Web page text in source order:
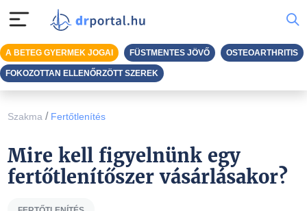
Szakma / Fertőtlenítés
Mire kell figyelnünk egy
fertőtlenítőszer vásárlásakor?
A BETEG GYERMEK JOGAI FÜSTMENTES JÖVŐ OSTEOARTHRITIS
FOKOZOTTAN ELLENŐRZÖTT SZEREK